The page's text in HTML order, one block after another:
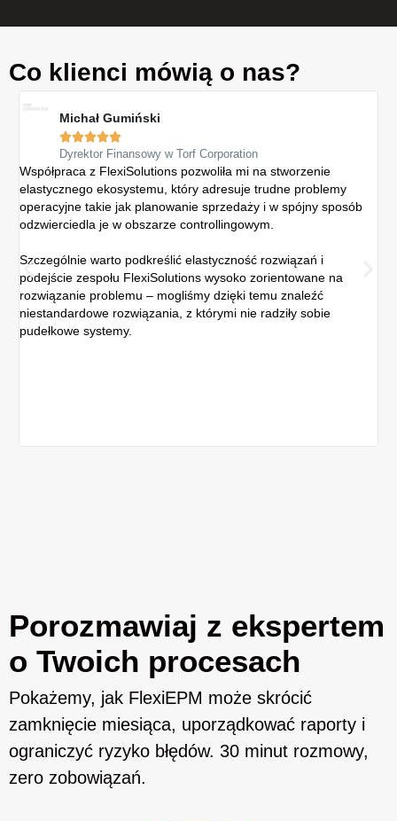
Co klienci mówią o nas?
Michał Gumiński

Dyrektor Finansowy w Torf Corporation
Współpraca z FlexiSolutions pozwoliła mi na stworzenie
elastycznego ekosystemu, który adresuje trudne problemy
operacyjne takie jak planowanie sprzedaży i w spójny sposób
odzwierciedla je w obszarze controllingowym.
Szczególnie warto podkreślić elastyczność rozwiązań i
podejście zespołu FlexiSolutions wysoko zorientowane na
rozwiązanie problemu – mogliśmy dzięki temu znaleźć
niestandardowe rozwiązania, z którymi nie radziły sobie
pudełkowe systemy.
Porozmawiaj z ekspertem
o Twoich procesach
Pokażemy, jak FlexiEPM może skrócić
zamknięcie miesiąca, uporządkować raporty i
ograniczyć ryzyko błędów. 30 minut rozmowy,
zero zobowiązań.